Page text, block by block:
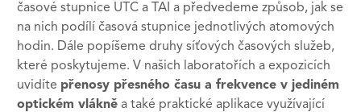
časové stupnice UTC a TAI a předvedeme způsob, jak se
na nich podílí časová stupnice jednotlivých atomových
hodin. Dále popíšeme druhy síťových časových služeb,
které poskytujeme. V našich laboratořích a expozicích
uvidíte přenosy přesného času a frekvence v jediném
optickém vlákněa také praktické aplikace využívající